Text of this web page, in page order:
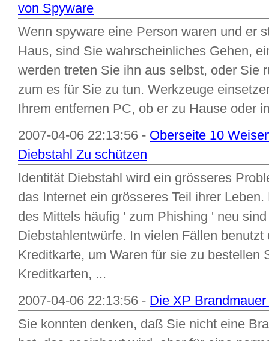
von Spyware
Wenn spyware eine Person waren und er
Haus, sind Sie wahrscheinliches Gehen,
werden treten Sie ihn aus selbst, oder Sie
zum es für Sie zu tun. Werkzeuge
Ihrem entfernen PC, ob er zu Hause oder
2007-04-06 22:13:56 - Oberseite 10
Diebstahl Zu schützen
Identität Diebstahl wird ein grösseres
das Internet ein grösseres Teil ihrer
des Mittels häufig ' zum Phishing ' neu
Diebstahlentwürfe. In vielen Fällen
Kreditkarte, um Waren für sie zu bestellen
Kreditkarten, ...
2007-04-06 22:13:56 - Die XP
Sie konnten denken, daß Sie nicht eine